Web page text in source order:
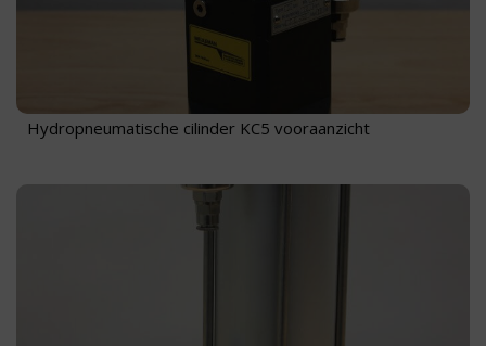
Hydropneumatische cilinder KC5 vooraanzicht